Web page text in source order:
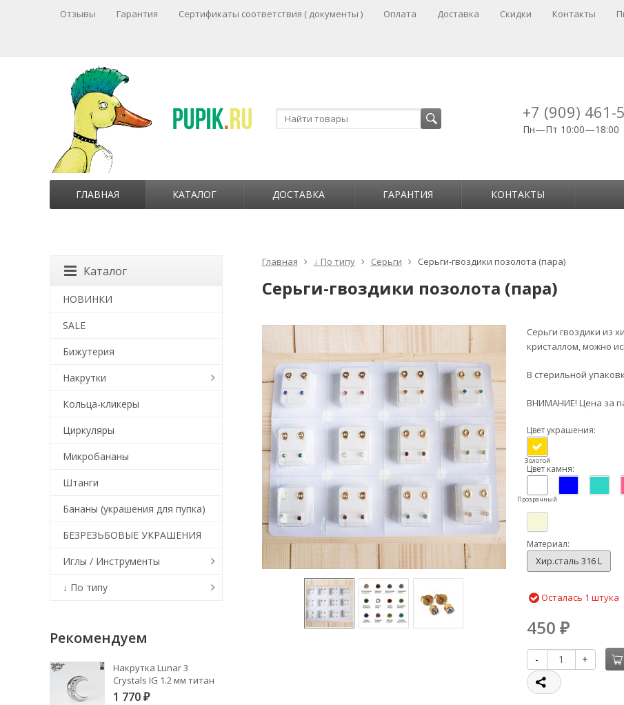
Отзывы Гарантия Сертификаты соответствия ( документы ) Оплата Доставка Скидки Контакты
+7 (909) 461-
Пн—Пт 10:00—18:00
ГЛАВНАЯ КАТАЛОГ ДОСТАВКА ГАРАНТИЯ КОНТАКТЫ
Главная ↓ По типу Серьги Серьги-гвоздики позолота (пара)
Серьги-гвоздики позолота (пара)
Серьги гвоздики из
кристаллом, можно
В стерильной
ВНИМАНИЕ! Цена за
Цвет украшения:
Золотой
Цвет камня:
Прозрачный
Материал:
Хир.сталь 316 L
Осталась 1 штука
450 ₽
- +
Каталог
НОВИНКИ
SALE
Бижутерия
Накрутки
Кольца-кликеры
Циркуляры
Микробананы
Штанги
Бананы (украшения для пупка)
БЕЗРЕЗЬБОВЫЕ УКРАШЕНИЯ
Иглы / Инструменты
↓ По типу
Рекомендуем
Накрутка Lunar 3
Crystals IG 1.2 мм титан
1 770 ₽